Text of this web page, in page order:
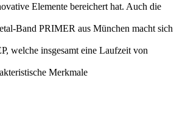
Elemente bereichert hat. Auch die
Band PRIMER aus München macht sich
welche insgesamt eine Laufzeit von
Merkmale